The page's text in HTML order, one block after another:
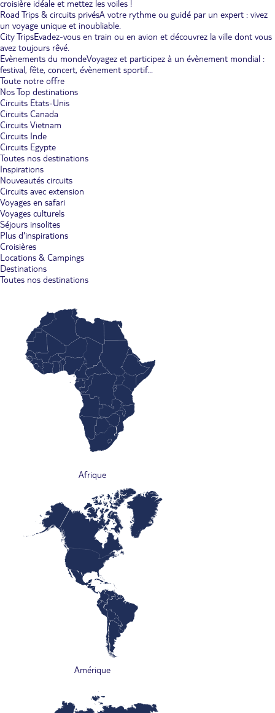
croisière idéale et mettez les voiles !
Road Trips & circuits privésA votre rythme ou guidé par un expert : vivez
un voyage unique et inoubliable.
City TripsEvadez-vous en train ou en avion et découvrez la ville dont vous
avez toujours rêvé.
Evènements du mondeVoyagez et participez à un évènement mondial :
festival, fête, concert, évènement sportif...
Toute notre offre
Nos Top destinations
Circuits Etats-Unis
Circuits Canada
Circuits Vietnam
Circuits Inde
Circuits Egypte
Toutes nos destinations
Inspirations
Nouveautés circuits
Circuits avec extension
Voyages en safari
Voyages culturels
Séjours insolites
Plus d'inspirations
Croisières
Locations & Campings
Destinations
Toutes nos destinations
Afrique
Amérique